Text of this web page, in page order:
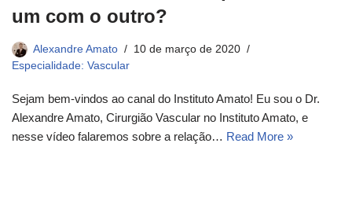
um com o outro?
Alexandre Amato
10 de março de 2020
Especialidade: Vascular
Sejam bem-vindos ao canal do Instituto Amato! Eu sou o Dr.
Alexandre Amato, Cirurgião Vascular no Instituto Amato, e
nesse vídeo falaremos sobre a relação… Read More »